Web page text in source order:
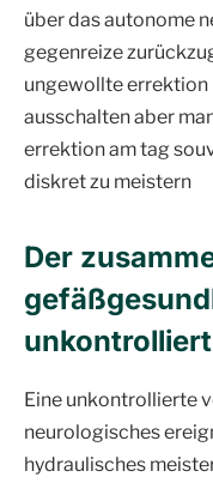
über das autonome
gegenreize
ungewollte errektion
ausschalten aber
errektion am tag
diskret zu meistern
Der
Eine unkontrollierte
neurologisches
hydraulisches